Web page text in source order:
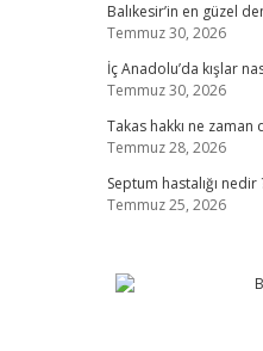
Balıkesir’in en güzel
Temmuz 30, 2026
İç Anadolu’da kışlar
Temmuz 30, 2026
Takas hakkı ne zaman
Temmuz 28, 2026
Septum hastalığı nedir
Temmuz 25, 2026